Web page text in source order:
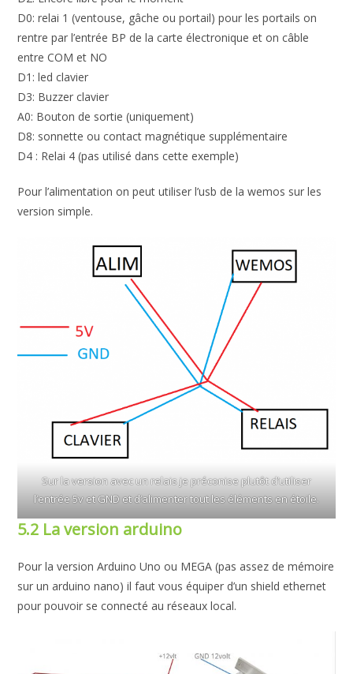
D0: relai 1 (ventouse, gâche ou portail) pour les portails on
rentre par l’entrée BP de la carte électronique et on câble
entre COM et NO
D1: led clavier
D3: Buzzer clavier
A0: Bouton de sortie (uniquement)
D8: sonnette ou contact magnétique supplémentaire
D4 : Relai 4 (pas utilisé dans cette exemple)
Pour l’alimentation on peut utiliser l’usb de la wemos sur les
version simple.
Sur la version avec un relais je préconise plutôt d’utiliser
l’entrée 5v et GND et d’alimenter tout les éléments en étoile.
5.2 La version arduino
Pour la version Arduino Uno ou MEGA (pas assez de mémoire
sur un arduino nano) il faut vous équiper d’un shield ethernet
pour pouvoir se connecté au réseaux local.